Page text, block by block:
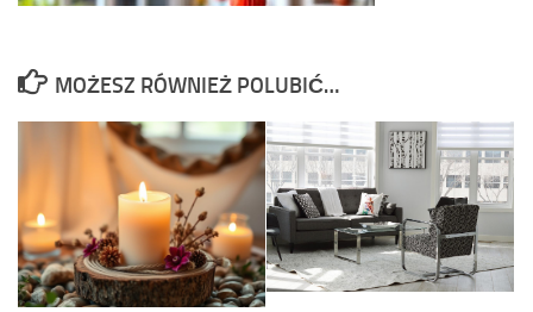
MOŻESZ RÓWNIEŻ POLUBIĆ…